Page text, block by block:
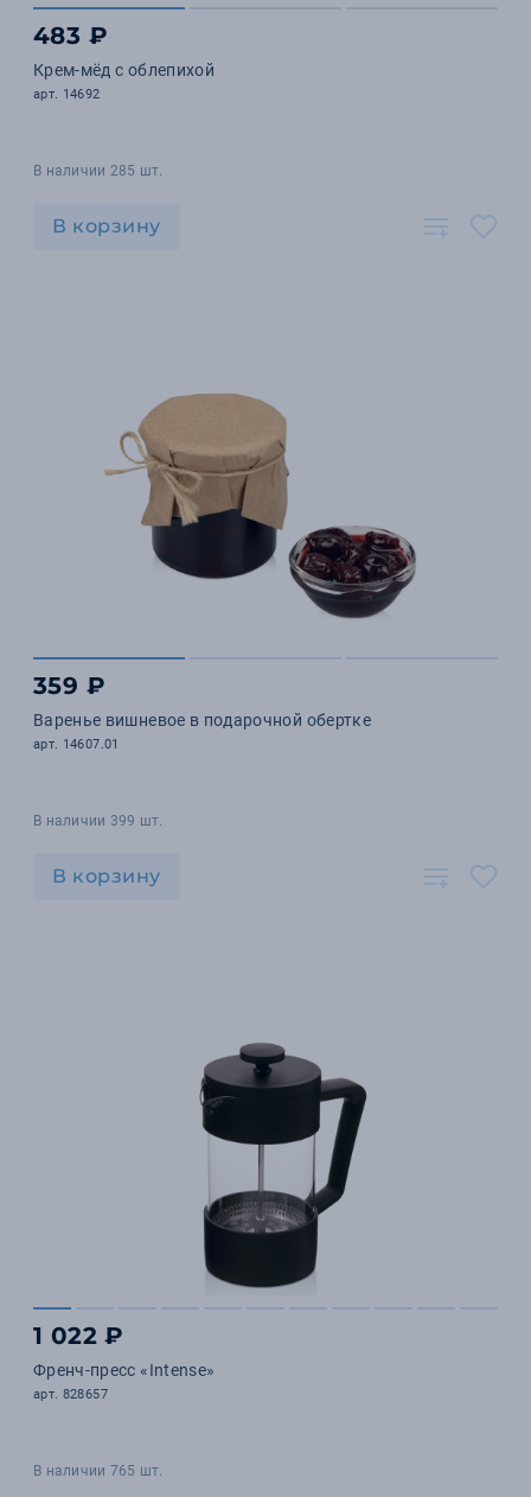
483 ₽
Крем-мёд с облепихой
арт. 14692
В наличии 285 шт.
В корзину
359 ₽
Варенье вишневое в подарочной обертке
арт. 14607.01
В наличии 399 шт.
В корзину
1 022 ₽
Френч-пресс «Intense»
арт. 828657
В наличии 765 шт.